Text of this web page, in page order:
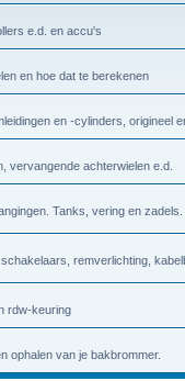
e.d. en accu's
en hoe dat te berekenen
en -cylinders, origineel
vervangende achterwielen e.d.
Tanks, vering en zadels.
remverlichting,
rdw-keuring
ophalen van je bakbrommer.